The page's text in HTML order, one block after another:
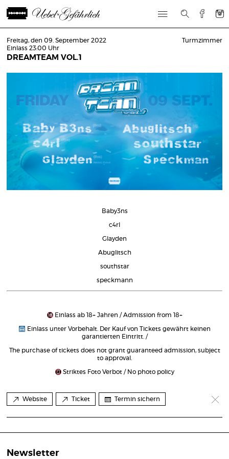
Freitag, den 09. September 2022
Einlass 23:00 Uhr
DREAMTEAM VOL.1
Turmzimmer
Baby3ns
c4rl
Glayden
Abuglitsch
southstar
speckmann
Einlass ab 18+ Jahren / Admission from 18+
Einlass unter Vorbehalt. Der Kauf von Tickets gewährt keinen
garantierten Eintritt. /
The purchase of tickets does not grant guaranteed admission, subject
to approval.
Striktes Foto Verbot / No photo policy
Website Ticket Termin sichern
Newsletter